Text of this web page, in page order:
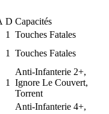
D Capacités
1
Touches Fatales
1 Touches Fatales
1
Anti-Infanterie 2+,
Ignore Le Couvert,
Torrent
Anti-Infanterie 4+,